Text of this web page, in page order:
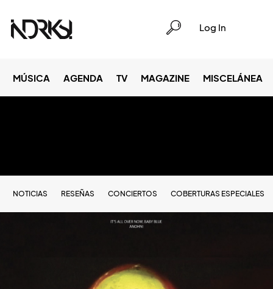
Log In
MÚSICA AGENDA TV MAGAZINE MISCELÁNEA
NOTICIAS RESEÑAS CONCIERTOS COBERTURAS ESPECIALES